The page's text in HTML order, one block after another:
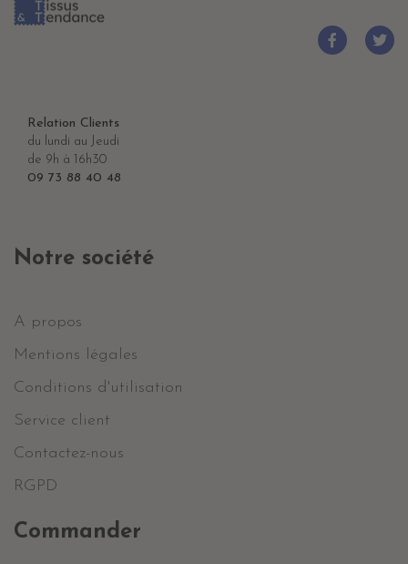
Relation Clients
du lundi au Jeudi
de 9h à 16h30
09 73 88 40 48
Notre société
A propos
Mentions légales
Conditions d'utilisation
Service client
Contactez-nous
RGPD
Commander